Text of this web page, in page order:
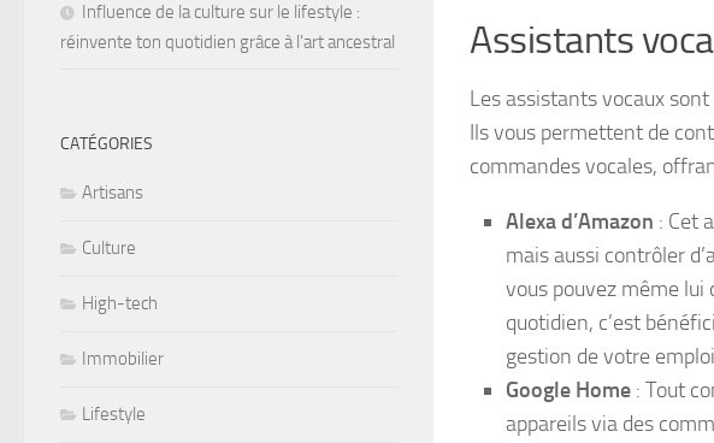
Assistants
Les assistants vocaux
Ils vous permettent de
commandes vocales,
Alexa d’Amazon : Cet
mais aussi contrôler
vous pouvez même lui
quotidien, c’est
gestion de votre
Google Home : Tout
appareils via des
Influence de la culture sur le lifestyle :
réinvente ton quotidien grâce à l’art ancestral
CATÉGORIES
Artisans
Culture
High-tech
Immobilier
Lifestyle